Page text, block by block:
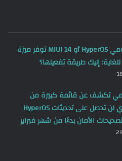
هواتف شاومي HyperOS أو MIUI 14 توفر ميزة
إليك طريقة تفعيلها؟
تكشف عن قائمة كبيرة من
هواتفها التي لن تحصل على تحديثات HyperOS